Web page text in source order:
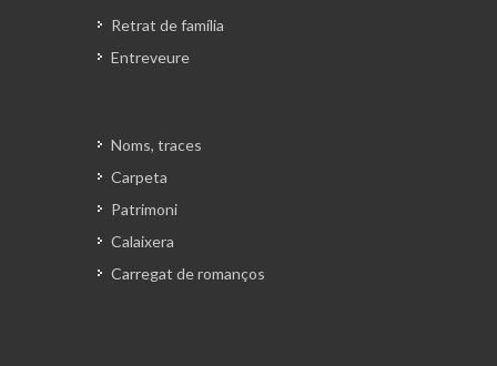
Retrat de família
Entreveure
Noms, traces
Carpeta
Patrimoni
Calaixera
Carregat de romanços